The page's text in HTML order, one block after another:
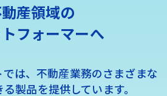
産領域の
フォーマーへ
は、不動産業務のさまざまな
製品を提供しています。